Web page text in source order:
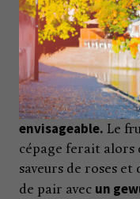
arômes délicats et
citron, par
différentes
glaçage) sans
monopolise les
mention
envisageable. Le
cépage ferait alors
saveurs de roses
de pair avec un